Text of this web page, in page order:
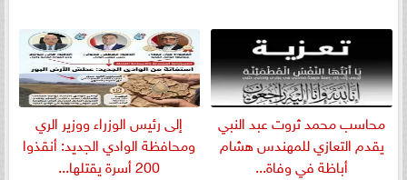
​محاسب محمد ثروت عبد النبي
يقدم التعازي للمهندس هشام
أباظة في وفاة...
إلى رئيس الوزراء ووزير الري
ومحافظة الوادي الجديد: أنقذوا
200 أسرة يقتلها...